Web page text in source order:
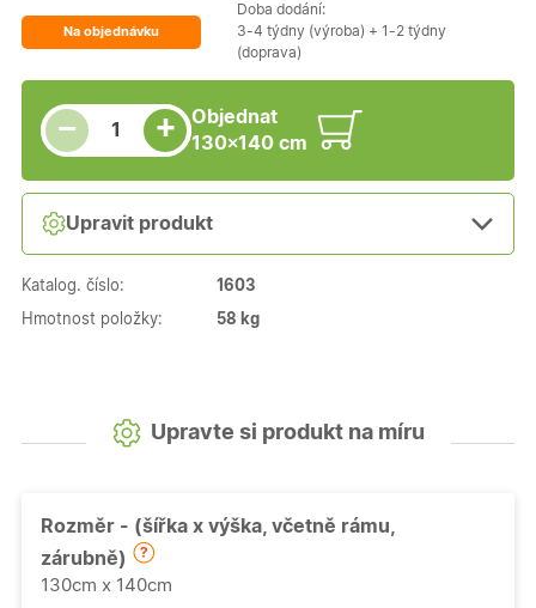
Na objednávku
Doba dodání:
3-4 týdny (výroba) + 1-2 týdny
(doprava)
−
Snížit množství
Počet kusů +
Zvýšit množství
Objednat
130×140 cm
Upravit produkt
Katalog. číslo: 1603
Hmotnost položky: 58 kg
Upravte si produkt na míru
Rozměr - (šířka x výška, včetně rámu,
zárubně)
130cm x 140cm